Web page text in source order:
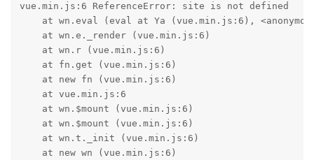
vue.min.js:6 ReferenceError: site is not defined
at wn.eval (eval at Ya (vue.min.js:6),
    at wn.e._render (vue.min.js:6)
    at wn.r (vue.min.js:6)
    at fn.get (vue.min.js:6)
    at new fn (vue.min.js:6)
    at vue.min.js:6
    at wn.$mount (vue.min.js:6)
    at wn.$mount (vue.min.js:6)
    at wn.t._init (vue.min.js:6)
    at new wn (vue.min.js:6)